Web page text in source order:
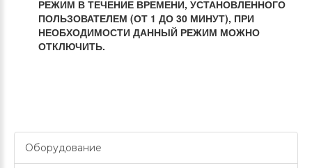
РЕЖИМ В ТЕЧЕНИЕ ВРЕМЕНИ, УСТАНОВЛЕННОГО
ПОЛЬЗОВАТЕЛЕМ (ОТ 1 ДО 30 МИНУТ), ПРИ
НЕОБХОДИМОСТИ ДАННЫЙ РЕЖИМ МОЖНО
ОТКЛЮЧИТЬ.
Оборудование